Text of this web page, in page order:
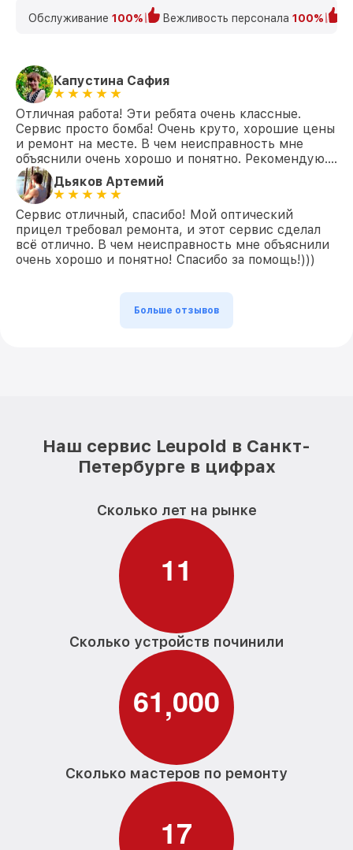
Обслуживание 100% Вежливость персонала 100%
Капустина Сафия
Отличная работа! Эти ребята очень классные.
Сервис просто бомба! Очень круто, хорошие цены
и ремонт на месте. В чем неисправность мне
объяснили очень хорошо и понятно. Рекомендую….
Дьяков Артемий
Сервис отличный, спасибо! Мой оптический
прицел требовал ремонта, и этот сервис сделал
всё отлично. В чем неисправность мне объяснили
очень хорошо и понятно! Спасибо за помощь!)))
Больше отзывов
Наш сервис Leupold в Санкт-
Петербурге в цифрах
Сколько лет на рынке
11
Сколько устройств починили
61,000
Сколько мастеров по ремонту
17